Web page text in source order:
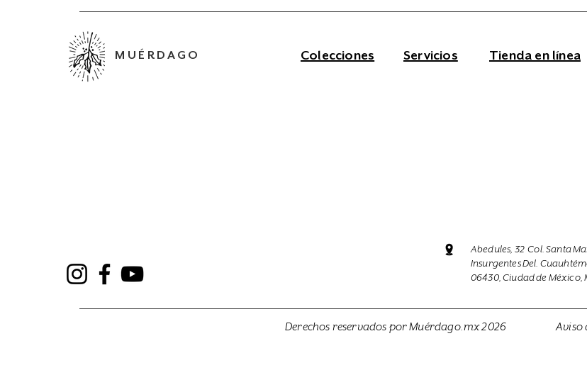
MUÉRDAGO Colecciones Servicios Tienda en línea
Abedules, 32 Col. Santa
Insurgentes Del.
06430, Ciudad de México,
Derechos reservados por Muérdago.mx 2026 Aviso